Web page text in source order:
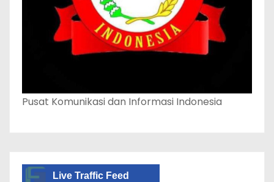
Pusat Komunikasi dan Informasi Indonesia
Live Traffic Feed